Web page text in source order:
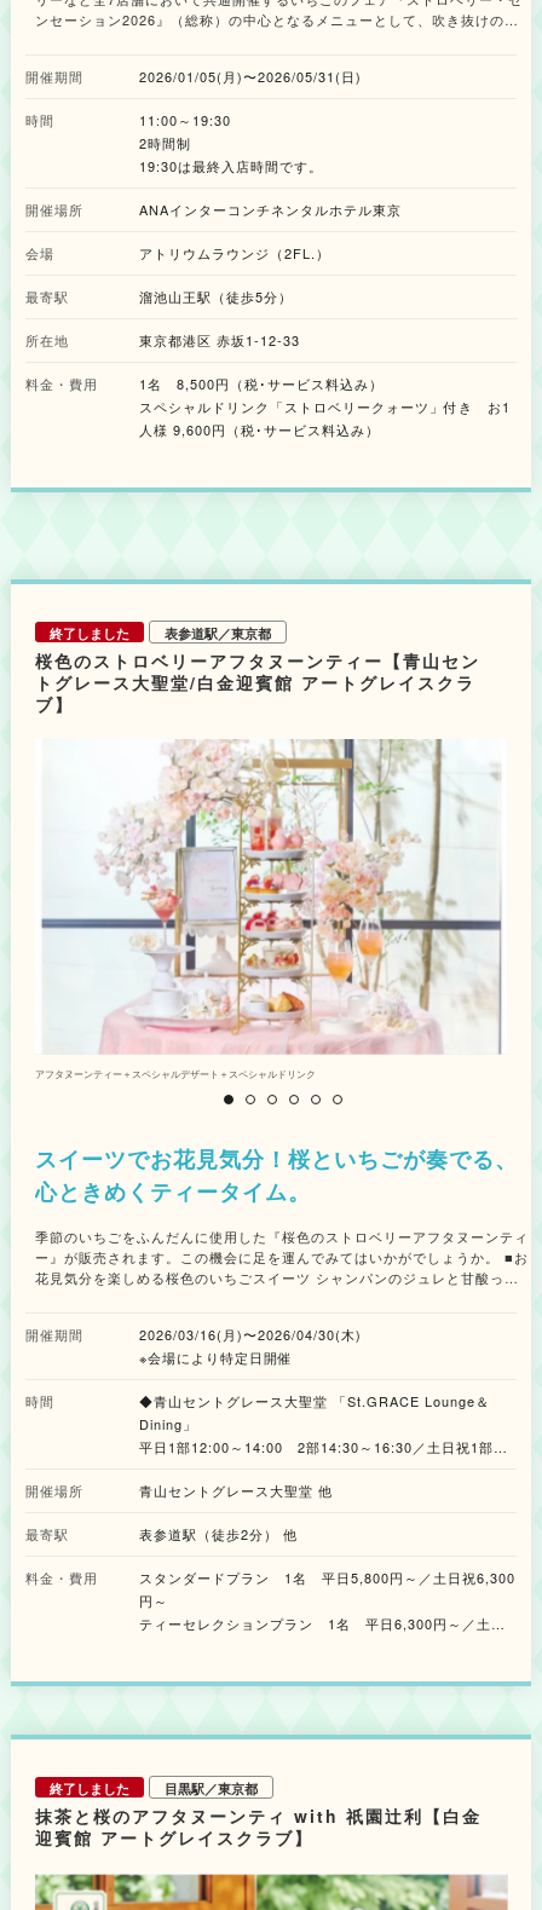
ンセーション2026』（総称）の中心となるメニューとして、吹き抜けのロ
ー・アフタヌーンティー」は、2018年に初めて提供されて以来、当ホテル
は、ペストリーシェフがこれまで以上にメニューの開発に時間をかけ、“か
わいくて美味しい”いちごの魅力を最大限に引き出した「ストロベリー・ア
フタヌーンティー」が完成しました。ティースタンドを彩る全12品のスイー
林檎、パイナップル、バナナなど、いちごと相性の良い10種類のフルーツを
が、いちごの甘酸っぱい香りや味わいをより一層引き立てています。 さら
に、いちごをイメージした水玉模様が印象的な「いちごのアイシングクッキ
ム」、ハート形のクッキーとアラザンの飾りが華やかな「いちごとグレープ
れも見た目と味わいの両面で、いちごの多彩な魅力が感じられる逸品です。
テリーヌ いちごとピーカンナッツ添え」や「ブルーチーズのパンナコッ
タ ストロベリーソース」など、いちごをアクセントに使った料理をはじ
め、こしょうをきかせたスパイシーな「フライドチキン」など、風味や食感
キス」をはじめとする各種紅茶やフレーバーティー、コーヒー、日本茶など
とライムのクリーム 下段：いちごとグレープフルーツのガナッシュ／いち
ごとパイナップルのタルト／いちごとルバーブのルビーチョコレートパンナ
コッタ／いちごと杏のシュークリーム セイボリー（6品）： プチフライド
チキン／トリュフ風味のチーズテリーヌ いちごとピーカンナッツ添え／チ
キンと鴨のクレープロール／玉子とツナのサンドイッチ／ブルーチーズのパ
ンナコッタ ストロベリーソース／プチシューに詰めたタラのブランダー
ド セミドライトマト添え ※お飲み物は、ドイツの老舗紅茶メーカー「ロン
ネフェルト」の今季限定の「ストロベリークラウド」や「スイートキス」を
はじめ、各種紅茶、ハーブティー、フレーバーティー、コーヒー、日本茶な
ど全15種類がフリードリンクとなります。 ※内容の詳細は公式サイトをご確
認ください。
開催期間 2026/01/05(月)〜2026/05/31(日)
時間
11:00～19:30
2時間制
19:30は最終入店時間です。
開催場所 ANAインターコンチネンタルホテル東京
会場 アトリウムラウンジ（2FL.）
最寄駅 溜池山王駅（徒歩5分）
所在地 東京都港区 赤坂1-12-33
料金・費用
1名 8,500円（税･サービス料込み）
スペシャルドリンク「ストロベリークォーツ」付き お1
人様 9,600円（税･サービス料込み）
終了しました 表参道駅／東京都
桜色のストロベリーアフタヌーンティー【青山セン
トグレース大聖堂/白金迎賓館 アートグレイスクラ
ブ】
アフタヌーンティー＋スペシャルデザート＋スペシャルドリンク
スイーツでお花見気分！桜といちごが奏でる、
心ときめくティータイム。
季節のいちごをふんだんに使用した『桜色のストロベリーアフタヌーンティ
ー』が販売されます。この機会に足を運んでみてはいかがでしょうか。 ■お
花見気分を楽しめる桜色のいちごスイーツ シャンパンのジュレと甘酸っぱ
桜餡のバタークリームを桜を象ったクッキーでサンドした可愛いらしいフォ
ルムの一品、いちごのジュレとフレッシュいちごのレアチーズムース、いち
ちごを使用したシェフ特製のセイボリー 西洋ごぼうを使用したコクのある
クリームスープ、いちごと塩味の効いた生ハムのブリニ、天使海老のマリネ
にカリフラワーのムースとコンソメジュレを合わせた一品、計3種が楽しめ
を楽しめる、スペシャルデザート 桜といちごのジュレ、シャンパンジュレ
に桜のミルクアイスを乗せて、桜色のマカロンと桜色の蝶の形のチュイール
やランチの用意も。 ■名店からセレクトしたこだわりの紅茶 お飲み物は、
タンダードプラン」、フランスの老舗紅茶ブランド「マリアージュ フレー
ル」の紅茶やフレーバードティーを何杯でも楽しめる「ティーセレクション
プラン」より選べます。 Food & Dessert ＜デザート＞ ・いちごと桜のヴ
ロン ＜セイボリー＞ ・サルシフィーのスープ ・ベリーと生ハムのブリ
ヒー・ソフトドリンクなど数種類が飲み放題 ＜ティーセレクションプラン
＞ フランスの老舗紅茶ブランド「マリアージュ フレール」のティーセレク
ション＋スタンダードプランのドリンクが飲み放題 Option MENU ※価格
は消費税・サービス料15%込 ＜スペシャルドリンク＞1,200円 シトラスス
プリング ＜スペシャルデザート＞ 1,800円 いちごと桜のミルフィーユパフ
ェ ＜LUNCH＞ ・パスタランチ 桜海老と新玉ねぎのパスタ／サルシフィ
開催期間
2026/03/16(月)〜2026/04/30(木)
※会場により特定日開催
時間
◆青山セントグレース大聖堂 「St.GRACE Lounge＆
Dining」
平日1部12:00～14:00 2部14:30～16:30／土日祝1部
※3月26日（木）は2部のみ開催
※L.O.30分前
◆白金迎賓館 アートグレイスクラブ
12:00～14:00
※受付15分前
開催場所 青山セントグレース大聖堂 他
最寄駅 表参道駅（徒歩2分） 他
料金・費用
スタンダードプラン 1名 平日5,800円～／土日祝6,300
円～
ティーセレクションプラン 1名 平日6,300円～／土日
※すべて消費税・サービス料15%込
終了しました 目黒駅／東京都
抹茶と桜のアフタヌーンティ with 祇園辻利【白金
迎賓館 アートグレイスクラブ】